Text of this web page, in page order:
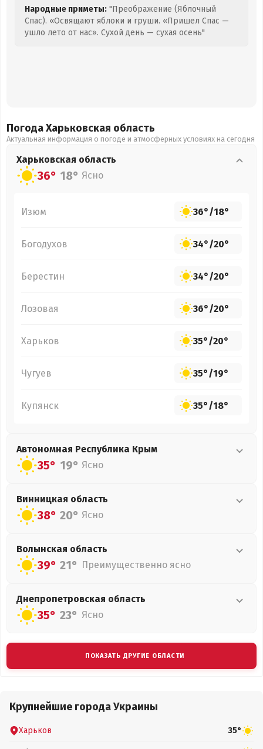
Народные приметы: "Преображение (Яблочный
Спас). «Освящают яблоки и груши. «Пришел Спас —
ушло лето от нас». Сухой день — сухая осень"
Погода Харьковская область
Актуальная информация о погоде и атмосферных условиях на сегодня
Харьковская область
36° 18° Ясно
Изюм 36°/18°
Богодухов 34°/20°
Берестин 34°/20°
Лозовая 36°/20°
Харьков 35°/20°
Чугуев 35°/19°
Купянск 35°/18°
Автономная Республика Крым
35° 19° Ясно
Винницкая область
38° 20° Ясно
Волынская область
39° 21° Преимущественно ясно
Днепропетровская область
35° 23° Ясно
ПОКАЗАТЬ ДРУГИЕ ОБЛАСТИ
Крупнейшие города Украины
Харьков 35°